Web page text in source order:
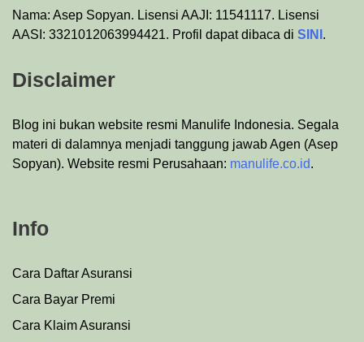
Nama: Asep Sopyan. Lisensi AAJI: 11541117. Lisensi
AASI: 3321012063994421. Profil dapat dibaca di SINI .
Disclaimer
Blog ini bukan website resmi Manulife Indonesia. Segala
materi di dalamnya menjadi tanggung jawab Agen (Asep
Sopyan). Website resmi Perusahaan: manulife.co.id.
Info
Cara Daftar Asuransi
Cara Bayar Premi
Cara Klaim Asuransi